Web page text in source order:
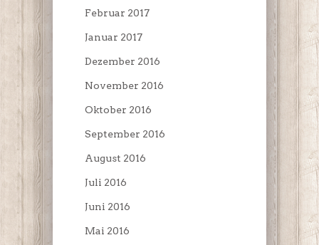
Februar 2017
Januar 2017
Dezember 2016
November 2016
Oktober 2016
September 2016
August 2016
Juli 2016
Juni 2016
Mai 2016